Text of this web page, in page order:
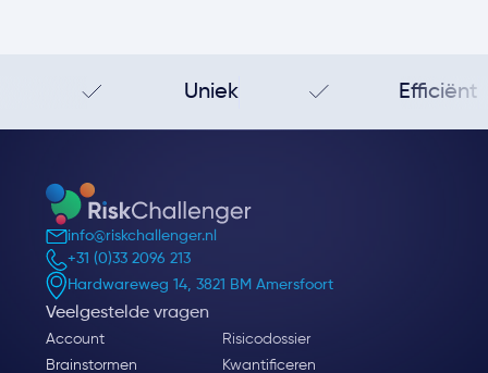
Uniek Efficiënt
info@riskchallenger.nl
+31 (0)33 2096 213
Hardwareweg 14, 3821 BM Amersfoort
Veelgestelde vragen
Account
Risicodossier
Brainstormen
Kwantificeren